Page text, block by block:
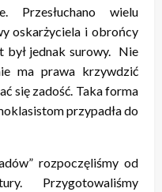
Przesłuchano wielu
oskarżyciela i obrońcy
był jednak surowy. Nie
ma prawa krzywdzić
się zadość. Taka forma
przypadła do
rozpoczęliśmy od
Przygotowaliśmy